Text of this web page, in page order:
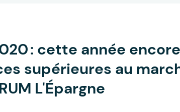
: cette année
supérieures au
L'Épargne